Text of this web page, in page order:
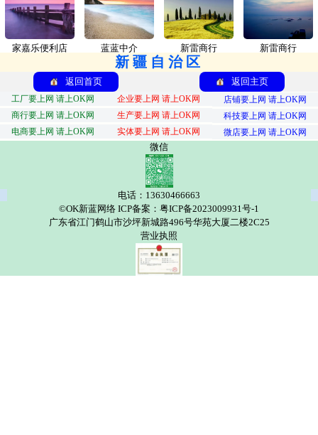
家嘉乐便利店 蓝蓝中介 新雷商行 新雷商行
新疆自治区
返回首页 返回主页
工厂要上网 请上OK网 企业要上网 请上OK网
店铺要上网 请上OK网
商行要上网 请上OK网
生产要上网 请上OK网
科技要上网 请上OK网
电商要上网 请上OK网
实体要上网 请上OK网 微店要上网 请上OK网
微信
电话：13630466663
©OK新蓝网络 ICP备案：粤ICP备2023009931号-1
广东省江门鹤山市沙坪新城路496号华苑大厦二楼2C25
营业执照